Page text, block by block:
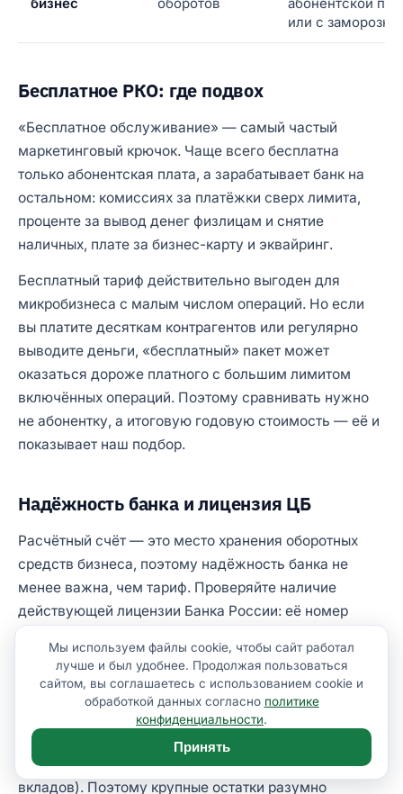
или с
Бесплатное РКО: где подвох
«Бесплатное обслуживание» — самый частый
маркетинговый крючок. Чаще всего бесплатна
только абонентская плата, а зарабатывает банк на
остальном: комиссиях за платёжки сверх лимита,
проценте за вывод денег физлицам и снятие
наличных, плате за бизнес-карту и эквайринг.
Бесплатный тариф действительно выгоден для
микробизнеса с малым числом операций. Но если
вы платите десяткам контрагентов или регулярно
выводите деньги, «бесплатный» пакет может
оказаться дороже платного с большим лимитом
включённых операций. Поэтому сравнивать нужно
не абонентку, а итоговую годовую стоимость — её и
показывает наш подбор.
Надёжность банка и лицензия ЦБ
Расчётный счёт — это место хранения оборотных
средств бизнеса, поэтому надёжность банка не
менее важна, чем тариф. Проверяйте наличие
действующей лицензии Банка России: её номер
статус можно сверить на сайте cbr.ru.
В отличие от вкладов физлиц, средства юрлиц и ИП
на расчётных счетах застрахованы государством в
ограниченном объёме (для малого бизнеса — в
пределах 1,4 млн ₽ по системе страхования
вкладов). Поэтому крупные остатки разумно
Мы используем файлы cookie, чтобы сайт работал
лучше и был удобнее. Продолжая пользоваться
сайтом, вы соглашаетесь с использованием cookie и
обработкой данных согласно политике
конфиденциальности.
Принять